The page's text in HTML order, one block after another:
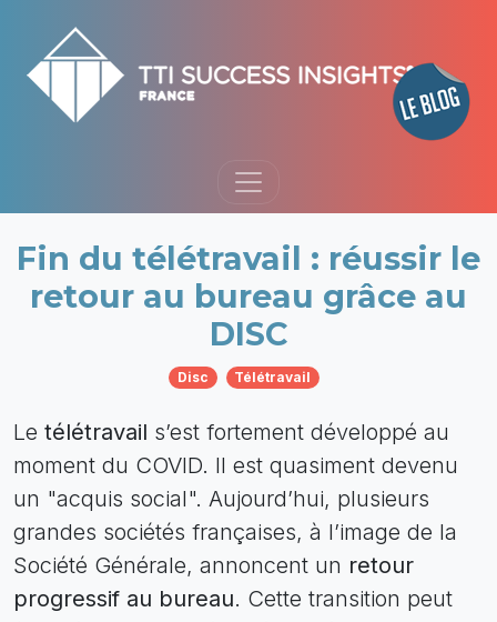
Fin du télétravail : réussir le
retour au bureau grâce au
DISC
Disc Télétravail
Le télétravail s’est fortement développé au
moment du COVID. Il est quasiment devenu
un "acquis social". Aujourd’hui, plusieurs
grandes sociétés françaises, à l’image de la
Société Générale, annoncent un retour
progressif au bureau. Cette transition peut